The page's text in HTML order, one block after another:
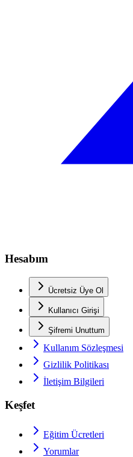
Hesabım
Ücretsiz Üye Ol
Kullanıcı Girişi
Şifremi Unuttum
Kullanım Sözleşmesi
Gizlilik Politikası
İletişim Bilgileri
Keşfet
Eğitim Ücretleri
Yorumlar